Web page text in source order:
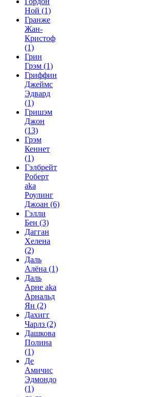
Ной (1)
Гранже
Жан-
Кристоф
(1)
Грин
Грэм (1)
Гриффин
Джеймс
Эдвард
(1)
Гришэм
Джон
(13)
Грэм
Кеннет
(1)
Гэлбрейт
Роберт
aka
Роулинг
Джоан (6)
Гэлли
Бен (3)
Дагган
Хелена
(2)
Даль
Алёна (1)
Даль
Арне aka
Арнальд
Ян (2)
Дахигг
Чарлз (2)
Дашкова
Полина
(1)
Де
Амичис
Эдмондо
(1)